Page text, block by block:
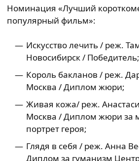
Номинация «Лучший
популярный фильм»:
Искусство лечить / реж.
Новосибирск / Победитель;
Король бакланов / реж.
Москва / Диплом жюри;
Живая кожа/ реж.
Москва / Диплом жюри за
портрет героя;
Глядя в себя / реж. Анна
Диплом за гуманизм